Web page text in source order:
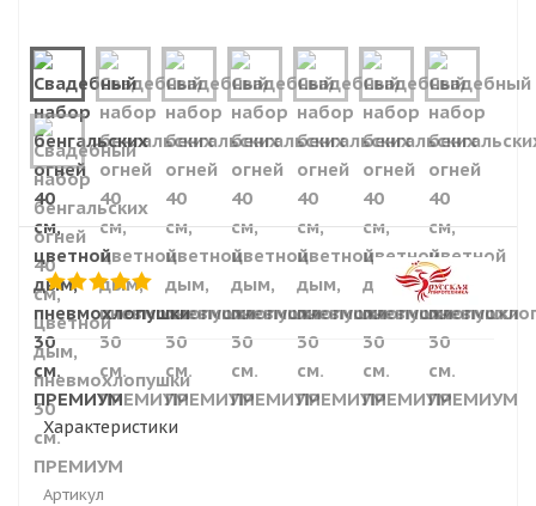
Характеристики
Артикул